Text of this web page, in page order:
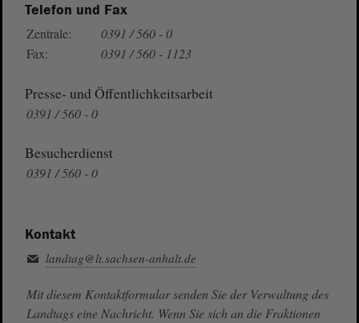
Telefon und Fax
Zentrale:
0391 / 560 - 0
Fax:
0391 / 560 - 1123
Presse- und Öffentlichkeitsarbeit
0391 / 560 - 0
Besucherdienst
0391 / 560 - 0
Kontakt
landtag@lt.sachsen-anhalt.de
Mit diesem Kontaktformular senden Sie der Verwaltung des
Landtags eine Nachricht. Wenn Sie sich an die Fraktionen